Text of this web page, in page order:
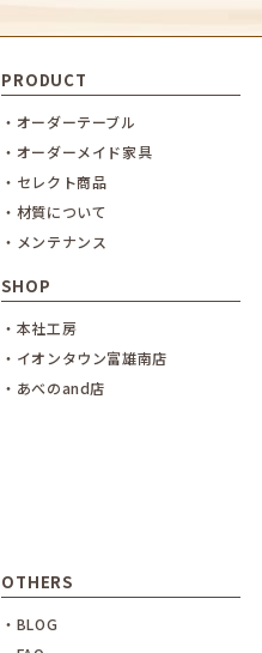
PRODUCT
・オーダーテーブル
・オーダーメイド家具
・セレクト商品
・材質について
・メンテナンス
SHOP
・本社工房
・イオンタウン富雄南店
・あべのand店
OTHERS
・BLOG